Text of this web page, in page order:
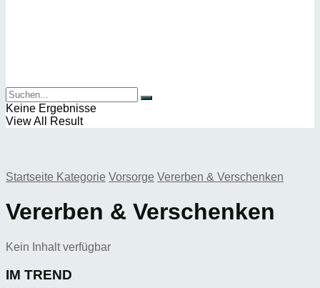
Keine Ergebnisse
View All Result
Startseite Kategorie Vorsorge Vererben & Verschenken
Vererben & Verschenken
Kein Inhalt verfügbar
IM TREND